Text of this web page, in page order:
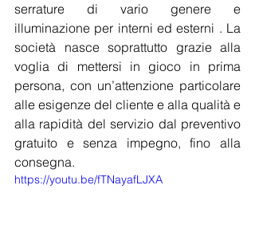
serrature di vario genere e
illuminazione per interni ed esterni . La
società nasce soprattutto grazie alla
voglia di mettersi in gioco in prima
persona, con un’attenzione particolare
alle esigenze del cliente e alla qualità e
alla rapidità del servizio dal preventivo
gratuito e senza impegno, fino alla
consegna.
https://youtu.be/fTNayafLJXA